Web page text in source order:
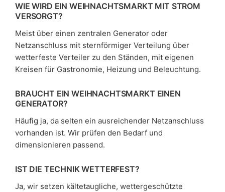
WIE WIRD EIN WEIHNACHTSMARKT MIT STROM
VERSORGT?
Meist über einen zentralen Generator oder
Netzanschluss mit sternförmiger Verteilung über
wetterfeste Verteiler zu den Ständen, mit eigenen
Kreisen für Gastronomie, Heizung und Beleuchtung.
BRAUCHT EIN WEIHNACHTSMARKT EINEN
GENERATOR?
Häufig ja, da selten ein ausreichender Netzanschluss
vorhanden ist. Wir prüfen den Bedarf und
dimensionieren passend.
IST DIE TECHNIK WETTERFEST?
Ja, wir setzen kältetaugliche, wettergeschützte